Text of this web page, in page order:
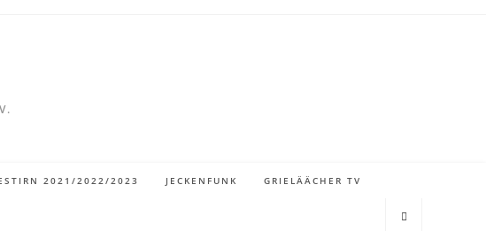
2021/2022/2023 JECKENFUNK GRIELÄÄCHER TV